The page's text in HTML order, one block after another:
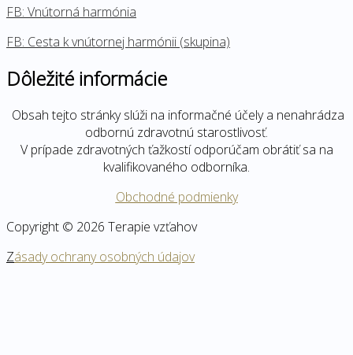
FB: Vnútorná harmónia
FB: Cesta k vnútornej harmónii (skupina)
Dôležité informácie
Obsah tejto stránky slúži na informačné účely a nenahrádza
odbornú zdravotnú starostlivosť.
V prípade zdravotných ťažkostí odporúčam obrátiť sa na
kvalifikovaného odborníka.
Obchodné podmienky
Copyright © 2026 Terapie vzťahov
Zásady ochrany osobných údajov